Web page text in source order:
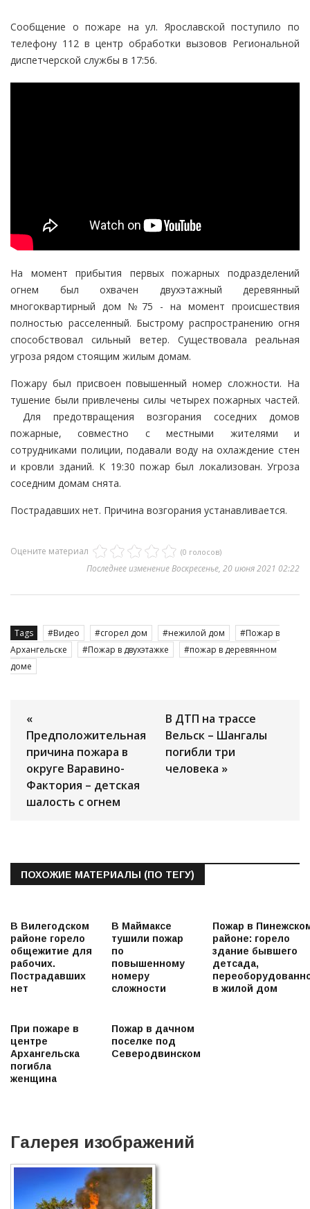
Сообщение о пожаре на ул. Ярославской поступило по
телефону 112 в центр обработки вызовов Региональной
диспетчерской службы в 17:56.
На момент прибытия первых пожарных подразделений
огнем был охвачен двухэтажный деревянный
многоквартирный дом №75 - на момент происшествия
полностью расселенный. Быстрому распространению огня
способствовал сильный ветер. Существовала реальная
угроза рядом стоящим жилым домам.
Пожару был присвоен повышенный номер сложности. На
тушение были привлечены силы четырех пожарных частей.
Для предотвращения возгорания соседних домов
пожарные, совместно с местными жителями и
сотрудниками полиции, подавали воду на охлаждение стен
и кровли зданий. К 19:30 пожар был локализован. Угроза
соседним домам снята.
Пострадавших нет. Причина возгорания устанавливается.
Оцените материал (0 голосов)
Последнее изменение Воскресенье, 20 июня 2021 02:22
Tags Видео сгорел дом нежилой дом
Пожар в
Архангельске
Пожар в двухэтажке
пожар в деревянном
доме
«
Предположительная
причина пожара в
округе Варавино-
Фактория – детская
шалость с огнем
В ДТП на трассе
Вельск – Шангалы
погибли три
человека »
ПОХОЖИЕ МАТЕРИАЛЫ (ПО ТЕГУ)
В Вилегодском
районе горело
общежитие для
рабочих.
Пострадавших
нет
В Маймаксе
тушили пожар
по
повышенному
номеру
сложности
Пожар в
районе: горело
здание бывшего
детсада,
в жилой дом
При пожаре в
центре
Архангельска
погибла
женщина
Пожар в дачном
поселке под
Северодвинском
Галерея изображений